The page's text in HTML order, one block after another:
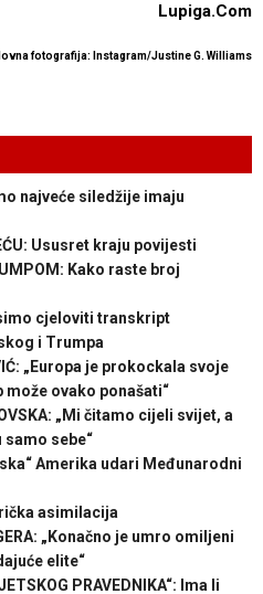
Lupiga.Com
fotografija: Instagram/Justine G. Williams
najveće siledžije imaju
Ususret kraju povijesti
Kako raste broj
cjeloviti transkript
i Trumpa
„Europa je prokockala svoje
ovako ponašati“
„Mi čitamo cijeli svijet, a
sebe“
Amerika udari Međunarodni
asimilacija
„Konačno je umro omiljeni
elite“
PRAVEDNIKA“: Ima li